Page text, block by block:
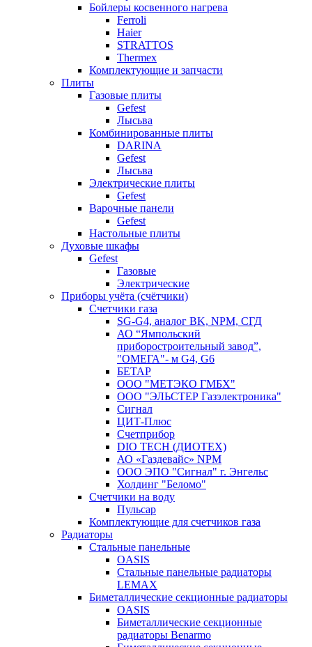
Бойлеры косвенного нагрева
Ferroli
Haier
STRATTOS
Thermex
Комплектующие и запчасти
Плиты
Газовые плиты
Gefest
Лысьва
Комбинированные плиты
DARINA
Gefest
Лысьва
Электрические плиты
Gefest
Варочные панели
Gefest
Настольные плиты
Духовые шкафы
Gefest
Газовые
Электрические
Приборы учёта (счётчики)
Счетчики газа
SG-G4, аналог BK, NPM, СГД
АО “Ямпольский
приборостроительный завод”,
"ОМЕГА"- м G4, G6
БЕТАР
ООО "МЕТЭКО ГМБХ"
ООО "ЭЛЬСТЕР Газэлектроника"
Сигнал
ЦИТ-Плюс
Счетприбор
DIO TECH (ДИОТЕХ)
АО «Газдевайс» NPM
ООО ЭПО "Сигнал" г. Энгельс
Холдинг "Беломо"
Счетчики на воду
Пульсар
Комплектующие для счетчиков газа
Радиаторы
Стальные панельные
OASIS
Стальные панельные радиаторы
LEMAX
Биметаллические секционные радиаторы
OASIS
Биметаллические секционные
радиаторы Benarmo